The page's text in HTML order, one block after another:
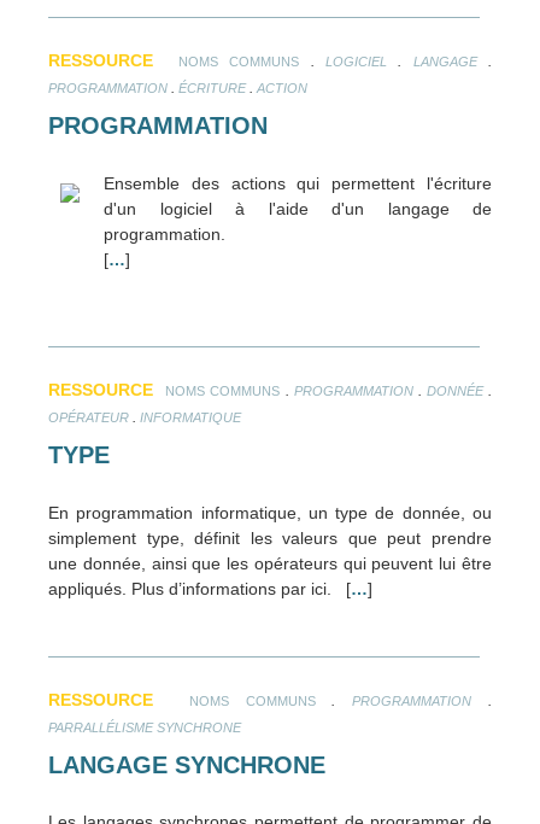
RESSOURCE NOMS COMMUNS LOGICIEL LANGAGE.
PROGRAMMATION ÉCRITURE. ACTION
PROGRAMMATION
Ensemble des actions qui permettent l'écriture
d'un logiciel à l'aide d'un langage de
programmation.
[…]
RESSOURCE NOMS COMMUNS PROGRAMMATION. DONNÉE.
OPÉRATEUR INFORMATIQUE
TYPE
En programmation informatique, un type de donnée, ou
simplement type, définit les valeurs que peut prendre
une donnée, ainsi que les opérateurs qui peuvent lui être
appliqués. Plus d’informations par ici. […]
RESSOURCE NOMS COMMUNS. PROGRAMMATION
PARRALLÉLISME SYNCHRONE
LANGAGE SYNCHRONE